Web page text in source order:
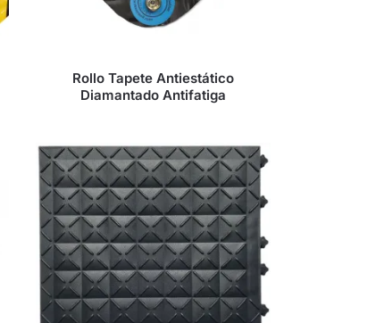
Rollo Tapete Antiestático
Diamantado Antifatiga